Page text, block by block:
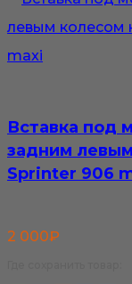
Вставка под
задним
Sprinter 906
2 000₽